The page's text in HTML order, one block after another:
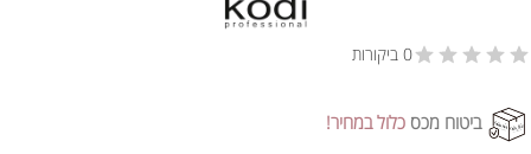
0 ביקורות
ביטוח מכס כלול במחיר!